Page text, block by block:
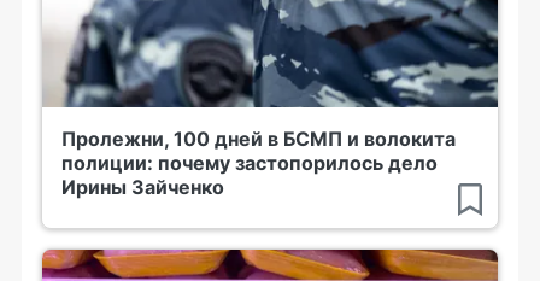
Пролежни, 100 дней в БСМП и волокита
полиции: почему застопорилось дело
Ирины Зайченко